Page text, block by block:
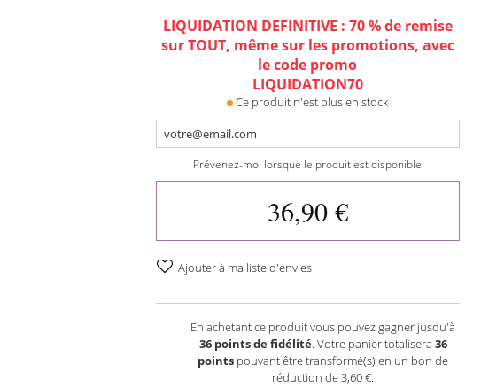
LIQUIDATION DEFINITIVE : 70 % de remise
sur TOUT, même sur les promotions, avec
le code promo
LIQUIDATION70
Ce produit n'est plus en stock
Prévenez-moi lorsque le produit est disponible
36,90 €
Ajouter à ma liste d'envies
En achetant ce produit vous pouvez gagner jusqu'à
36points de fidélité. Votre panier totalisera 36
points pouvant être transformé(s) en un bon de
réduction de3,60 €.